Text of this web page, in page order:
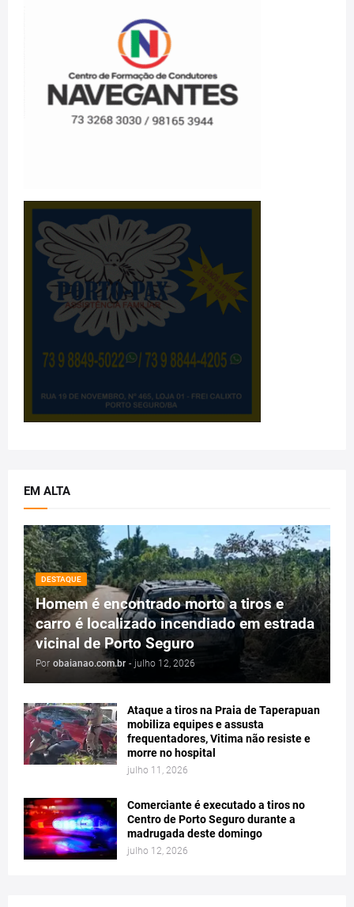
EM ALTA
DESTAQUE
Homem é encontrado morto a tiros e
carro é localizado incendiado em estrada
vicinal de Porto Seguro
Por obaianao.com.br - julho 12, 2026
Ataque a tiros na Praia de Taperapuan
mobiliza equipes e assusta
frequentadores, Vitima não resiste e
morre no hospital
julho 11, 2026
Comerciante é executado a tiros no
Centro de Porto Seguro durante a
madrugada deste domingo
julho 12, 2026